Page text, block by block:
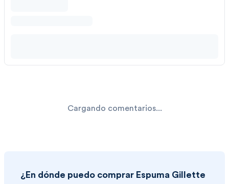
Cargando comentarios...
¿En dónde puedo comprar Espuma Gillette